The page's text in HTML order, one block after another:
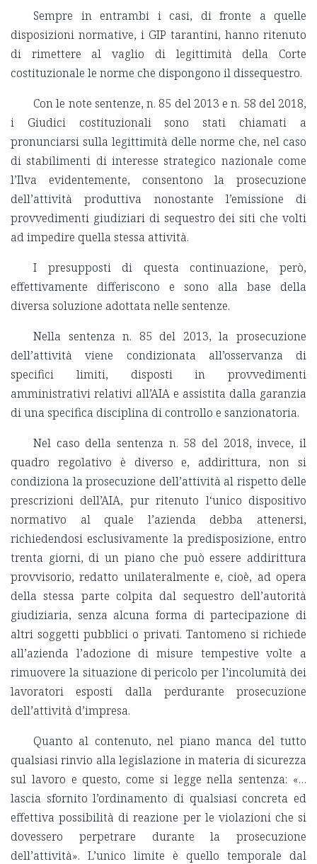
Sempre in entrambi i casi, di fronte a quelle
disposizioni normative, i GIP tarantini, hanno ritenuto
di rimettere al vaglio di legittimità della Corte
costituzionale le norme che dispongono il dissequestro.
Con le note sentenze, n. 85 del 2013 e n. 58 del 2018,
i Giudici costituzionali sono stati chiamati a
pronunciarsi sulla legittimità delle norme che, nel caso
di stabilimenti di interesse strategico nazionale come
l’Ilva evidentemente, consentono la prosecuzione
dell’attività produttiva nonostante l’emissione di
provvedimenti giudiziari di sequestro dei siti che volti
ad impedire quella stessa attività.
I presupposti di questa continuazione, però,
effettivamente differiscono e sono alla base della
diversa soluzione adottata nelle sentenze.
Nella sentenza n. 85 del 2013, la prosecuzione
dell’attività viene condizionata all’osservanza di
specifici limiti, disposti in provvedimenti
amministrativi relativi all’AIA e assistita dalla garanzia
di una specifica disciplina di controllo e sanzionatoria.
Nel caso della sentenza n. 58 del 2018, invece, il
quadro regolativo è diverso e, addirittura, non si
condiziona la prosecuzione dell’attività al rispetto delle
prescrizioni dell’AIA, pur ritenuto l‘unico dispositivo
normativo al quale l’azienda debba attenersi,
richiedendosi esclusivamente la predisposizione, entro
trenta giorni, di un piano che può essere addirittura
provvisorio, redatto unilateralmente e, cioè, ad opera
della stessa parte colpita dal sequestro dell’autorità
giudiziaria, senza alcuna forma di partecipazione di
altri soggetti pubblici o privati. Tantomeno si richiede
all’azienda l’adozione di misure tempestive volte a
rimuovere la situazione di pericolo per l’incolumità dei
lavoratori esposti dalla perdurante prosecuzione
dell’attività d’impresa.
Quanto al contenuto, nel piano manca del tutto
qualsiasi rinvio alla legislazione in materia di sicurezza
sul lavoro e questo, come si legge nella sentenza: «…
lascia sfornito l’ordinamento di qualsiasi concreta ed
effettiva possibilità di reazione per le violazioni che si
dovessero perpetrare durante la prosecuzione
dell’attività». L’unico limite è quello temporale dal